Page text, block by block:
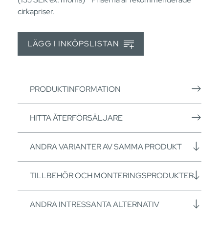
cirkapriser.
LÄGG I INKÖPSLISTAN
PRODUKTINFORMATION
HITTA ÅTERFÖRSÄLJARE
ANDRA VARIANTER AV SAMMA PRODUKT
TILLBEHÖR OCH MONTERINGSPRODUKTER
ANDRA INTRESSANTA ALTERNATIV